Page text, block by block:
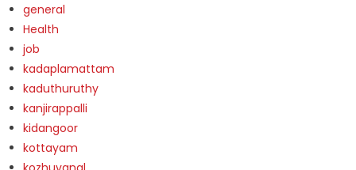
general
Health
job
kadaplamattam
kaduthuruthy
kanjirappalli
kidangoor
kottayam